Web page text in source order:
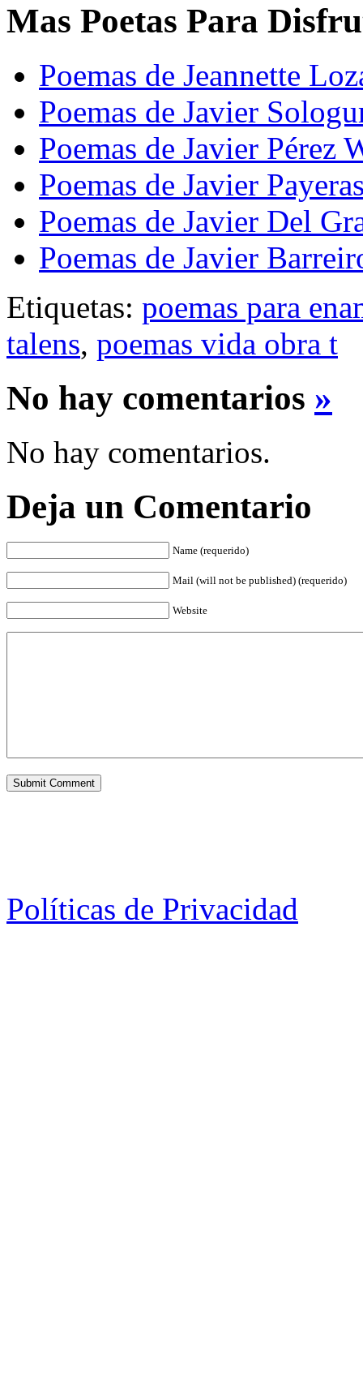
Mas Poetas Para
Poemas de Jeannette
Poemas de Javier
Poemas de Javier Pérez
Poemas de Javier
Poemas de Javier Del
Poemas de Javier
Etiquetas: poemas para
talens, poemas vida obra t
No hay comentarios »
No hay comentarios.
Deja un Comentario
Name (requerido)
Mail (will not be published) (requerido)
Website
Políticas de Privacidad